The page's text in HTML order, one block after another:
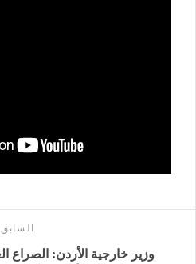
السابق
وزير خارجية الأردن: الصراع